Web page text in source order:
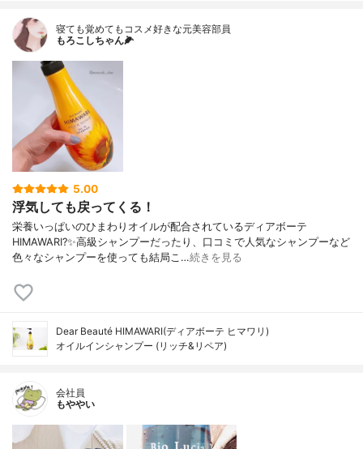
寝ても覚めてもコスメ好きな元美容部員
もろこしちゃん🌽
5.00
浮気しても戻ってくる！
栄養いっぱいのひまわりオイルが配合されているディアボーテ
HIMAWARI?✨高級シャンプーだったり、口コミで人気なシャンプーなど
色々なシャンプーを使っても結局こ…続きを見る
Dear Beauté HIMAWARI(ディアボーテ ヒマワリ)
オイルインシャンプー (リッチ&リペア)
会社員
もややい